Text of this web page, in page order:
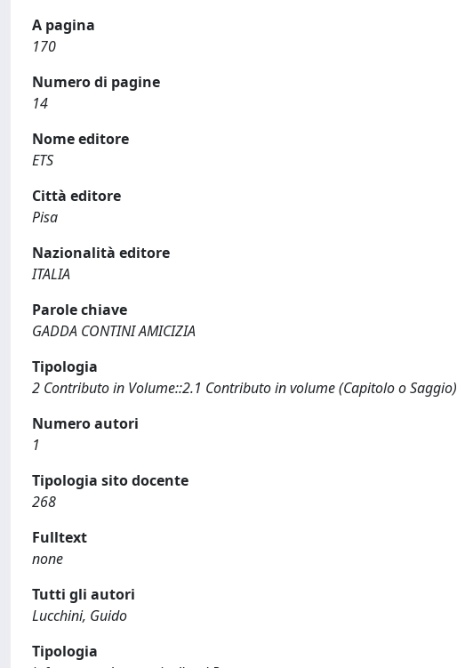
A pagina
170
Numero di pagine
14
Nome editore
ETS
Città editore
Pisa
Nazionalità editore
ITALIA
Parole chiave
GADDA CONTINI AMICIZIA
Tipologia
2 Contributo in Volume::2.1 Contributo in volume (Capitolo o Saggio)
Numero autori
1
Tipologia sito docente
268
Fulltext
none
Tutti gli autori
Lucchini, Guido
Tipologia